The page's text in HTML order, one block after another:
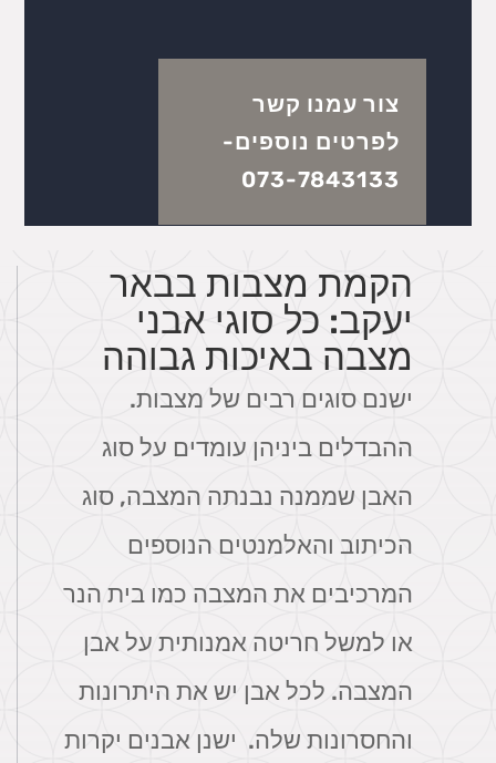
צור עמנו קשר
לפרטים נוספים-
073-7843133
הקמת מצבות בבאר
יעקב: כל סוגי אבני
מצבה באיכות גבוהה
ישנם סוגים רבים של מצבות.
ההבדלים ביניהן עומדים על סוג
האבן שממנה נבנתה המצבה, סוג
הכיתוב והאלמנטים הנוספים
המרכיבים את המצבה כמו בית הנר
או למשל חריטה אמנותית על אבן
המצבה. לכל אבן יש את היתרונות
והחסרונות שלה. ישנן אבנים יקרות